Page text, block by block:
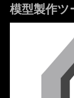
模型製作ツ